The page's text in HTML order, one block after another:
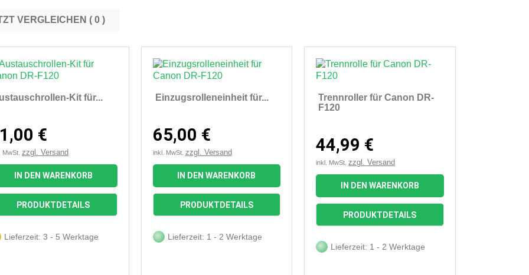
JETZT VERGLEICHEN ( 0
 Vorschau
Kit für...
€
MwSt. zzgl. Versand
IN DEN WARENKORB
PRODUKTDETAILS
Lieferzeit: 3 - 5 Werktage
 Vorschau
Einzugsrolleneinheit für...
65,00 €
inkl. MwSt. zzgl. Versand
IN DEN WARENKORB
PRODUKTDETAILS
Lieferzeit: 1 - 2 Werktage
 Vorschau
Trennroller für Canon DR-
F120
44,99 €
inkl. MwSt. zzgl. Versand
IN DEN WARENKORB
PRODUKTDETAILS
Lieferzeit: 1 - 2 Werktage